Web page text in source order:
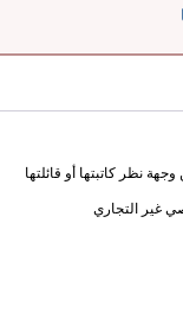
نظر كاتبتها أو قائلتها
غير التجاري